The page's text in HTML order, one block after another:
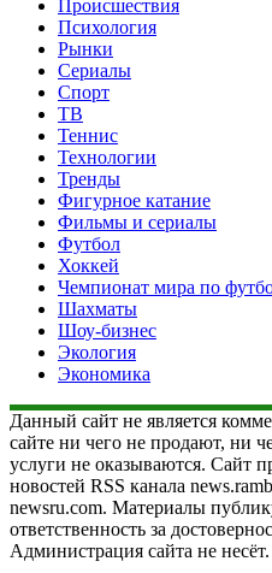
Происшествия
Психология
Рынки
Сериалы
Спорт
ТВ
Теннис
Технологии
Тренды
Фигурное катание
Фильмы и сериалы
Футбол
Хоккей
Чемпионат мира по
Шахматы
Шоу-бизнес
Экология
Экономика
Данный сайт не является
сайте ни чего не продают, ни
услуги не оказываются. Сайт
новостей RSS канала
newsru.com. Материалы
ответственность за
Администрация сайта не несёт.